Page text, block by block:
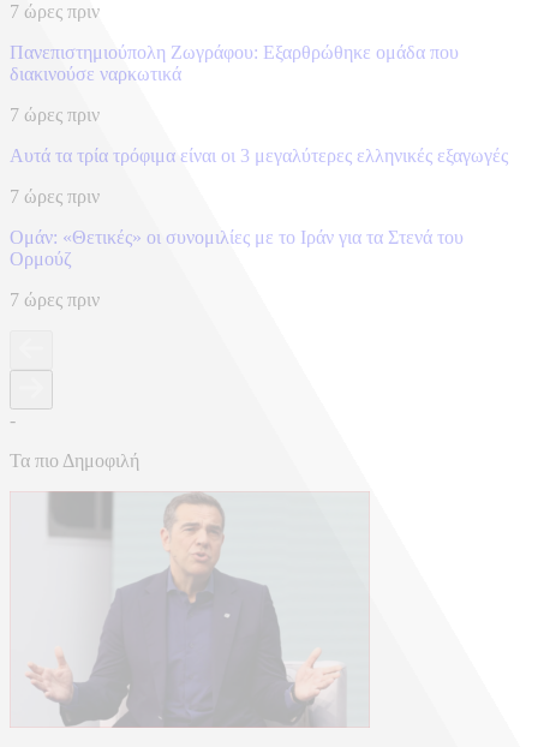
7 ώρες πριν
Πανεπιστημιούπολη Ζωγράφου: Εξαρθρώθηκε ομάδα που
διακινούσε ναρκωτικά
7 ώρες πριν
Αυτά τα τρία τρόφιμα είναι οι 3 μεγαλύτερες ελληνικές εξαγωγές
7 ώρες πριν
Ομάν: «Θετικές» οι συνομιλίες με το Ιράν για τα Στενά του
Ορμούζ
7 ώρες πριν
-
Τα πιο Δημοφιλή